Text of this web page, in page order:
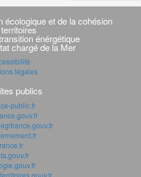
écologique et de la cohésion
énérgétique
chargé de la Mer
légales
publics
public.fr